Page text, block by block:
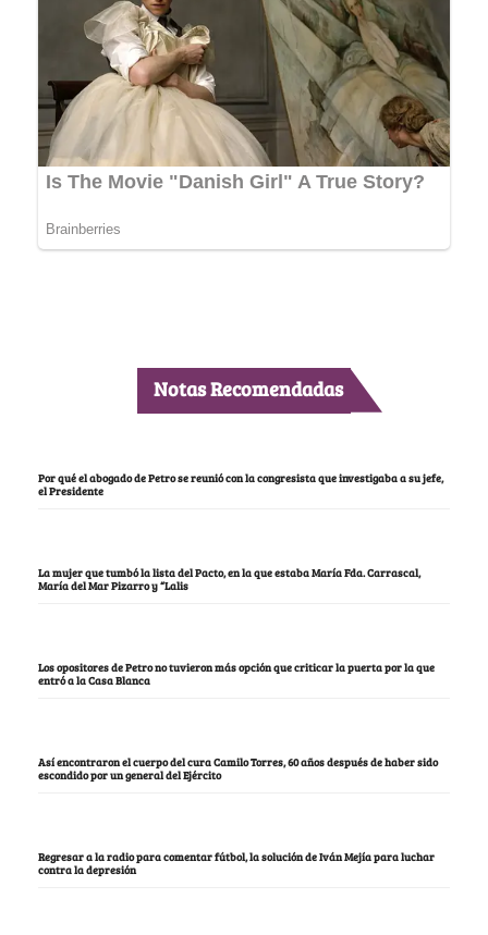
Notas Recomendadas
Por qué el abogado de Petro se reunió con la congresista que investigaba a su jefe,
el Presidente
La mujer que tumbó la lista del Pacto, en la que estaba María Fda. Carrascal,
María del Mar Pizarro y “Lalis
Los opositores de Petro no tuvieron más opción que criticar la puerta por la que
entró a la Casa Blanca
Así encontraron el cuerpo del cura Camilo Torres, 60 años después de haber sido
escondido por un general del Ejército
Regresar a la radio para comentar fútbol, la solución de Iván Mejía para luchar
contra la depresión